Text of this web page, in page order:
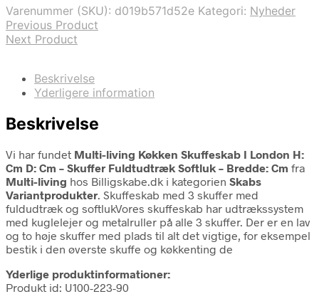
Varenummer (SKU): d019b571d52e Kategori: Nyheder
Previous Product
Next Product
Beskrivelse
Yderligere information
Beskrivelse
Vi har fundet Multi-living Køkken Skuffeskab I London H:
Cm D: Cm – Skuffer Fuldtudtræk Softluk – Bredde: Cm fra
Multi-living hos Billigskabe.dk i kategorien Skabs
Variantprodukter. Skuffeskab med 3 skuffer med
fuldudtræk og softlukVores skuffeskab har udtrækssystem
med kuglelejer og metalruller på alle 3 skuffer. Der er en lav
og to høje skuffer med plads til alt det vigtige, for eksempel
bestik i den øverste skuffe og køkkenting de
Yderlige produktinformationer:
Produkt id: U100-223-90